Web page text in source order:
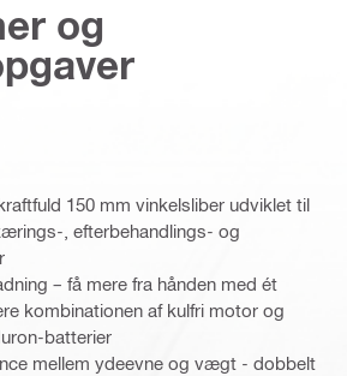
og
150 mm vinkelsliber udviklet til
, efterbehandlings- og
– få mere fra hånden med ét
kombinationen af kulfri motor og
batterier
mellem ydeevne og vægt - dobbelt